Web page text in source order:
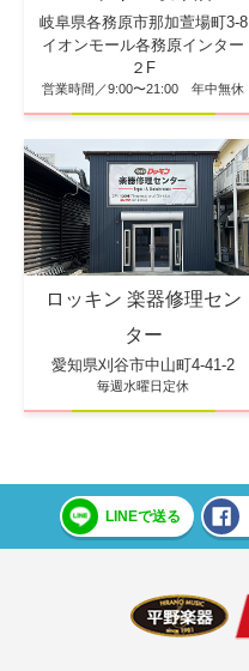
岐阜県各務原市那加萱場町3-8
イオンモール各務原インター
２F
営業時間／9:00〜21:00 年中無休
ロッキン 楽器修理セン
ター
愛知県刈谷市中山町4-41-2
毎週水曜日定休
LINEで送る